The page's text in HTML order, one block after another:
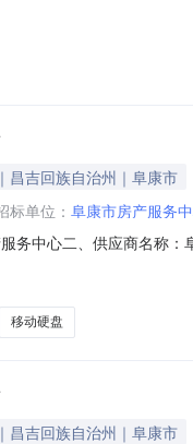
族自治州阜康市报价起
昌吉回族自治州｜阜康市
标单位： 阜康市房产服务
务中心二、供应商名称
惠普CF410A惠普
移动硬盘
昌吉回族自治州｜阜康市